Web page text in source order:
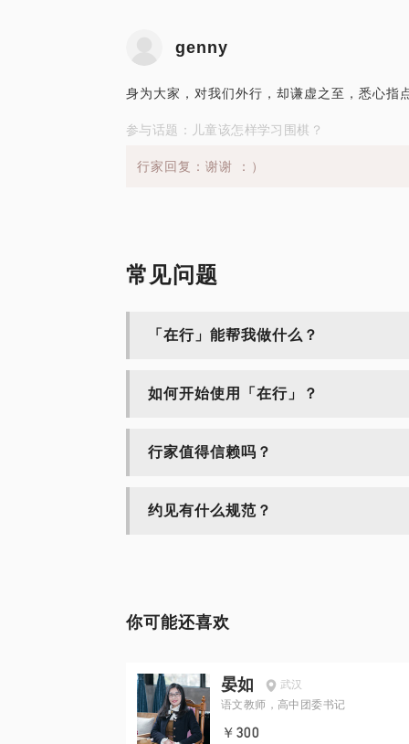
genny
身为大家，对我们外行，却谦虚之至，悉心指
参与话题：儿童该怎样学习围棋？
行家回复：谢谢 ：）
常见问题
「在行」能帮我做什么？
如何开始使用「在行」？
行家值得信赖吗？
约见有什么规范？
你可能还喜欢
晏如
武汉
语文教师，高中团委书记
￥300